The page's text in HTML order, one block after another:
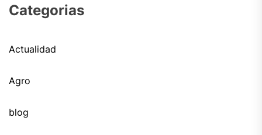
Categorias
Actualidad
Agro
blog